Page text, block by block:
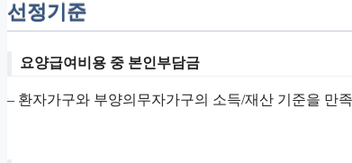
선정기준
요양급여비용 중 본인부담금
– 환자가구와 부양의무자가구의 소득/재산 기준을 만